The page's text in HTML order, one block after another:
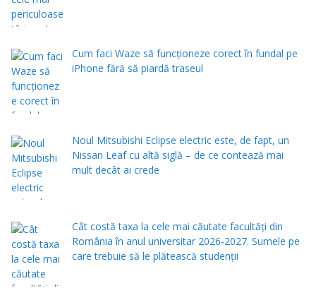
Cum faci Waze să funcționeze corect în fundal pe
iPhone fără să piardă traseul
Noul Mitsubishi Eclipse electric este, de fapt, un
Nissan Leaf cu altă siglă – de ce contează mai
mult decât ai crede
Cât costă taxa la cele mai căutate facultăți din
România în anul universitar 2026-2027. Sumele pe
care trebuie să le plătească studenții